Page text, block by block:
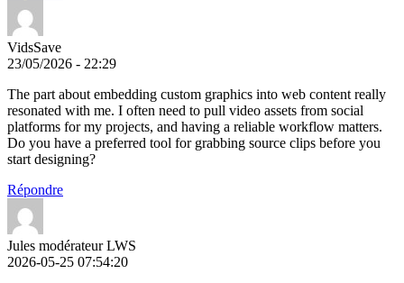
VidsSave
23/05/2026 - 22:29
The part about embedding custom graphics into web content really
resonated with me. I often need to pull video assets from social
platforms for my projects, and having a reliable workflow matters.
Do you have a preferred tool for grabbing source clips before you
start designing?
Répondre
Jules modérateur LWS
2026-05-25 07:54:20